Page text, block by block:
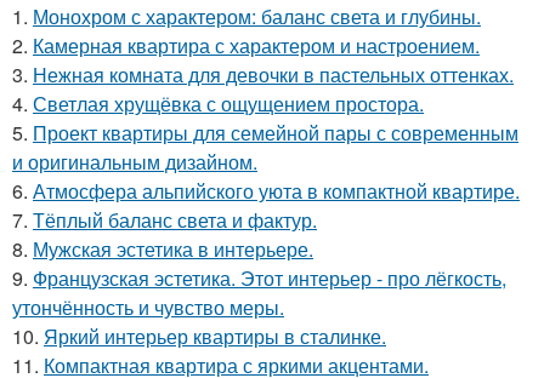
1. Монохром с характером: баланс света и глубины.
2. Камерная квартира с характером и настроением.
3. Нежная комната для девочки в пастельных оттенках.
4. Светлая хрущёвка с ощущением простора.
5. Проект квартиры для семейной пары с современным
и оригинальным дизайном.
6. Атмосфера альпийского уюта в компактной квартире.
7. Тёплый баланс света и фактур.
8. Мужская эстетика в интерьере.
9. Французская эстетика. Этот интерьер - про лёгкость,
утончённость и чувство меры.
10. Яркий интерьер квартиры в сталинке.
11. Компактная квартира с яркими акцентами.